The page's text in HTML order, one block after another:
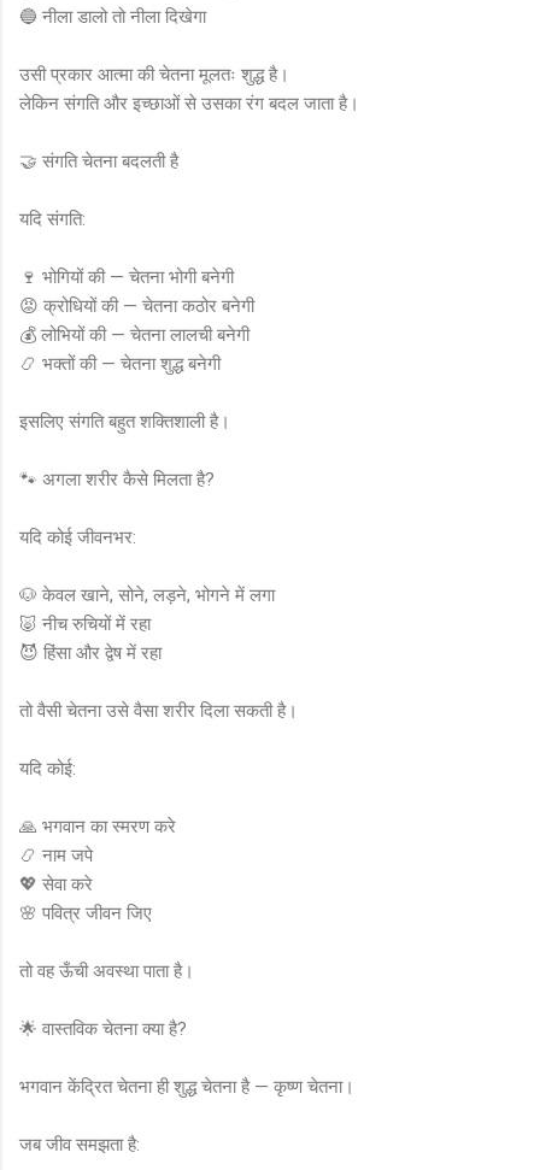
🔵 नीला डालो तो नीला दिखेगा
उसी प्रकार आत्मा की चेतना मूलतः शुद्ध है।
लेकिन संगति और इच्छाओं से उसका रंग बदल जाता है।
🤝 संगति चेतना बदलती है
यदि संगति:
🍷 भोगियों की — चेतना भोगी बनेगी
😡 क्रोधियों की — चेतना कठोर बनेगी
💰 लोभियों की — चेतना लालची बनेगी
📿 भक्तों की — चेतना शुद्ध बनेगी
इसलिए संगति बहुत शक्तिशाली है।
🐾 अगला शरीर कैसे मिलता है?
यदि कोई जीवनभर:
🐶 केवल खाने, सोने, लड़ने, भोगने में लगा
🐷 नीच रुचियों में रहा
😈 हिंसा और द्वेष में रहा
तो वैसी चेतना उसे वैसा शरीर दिला सकती है।
यदि कोई:
🙏 भगवान का स्मरण करे
📿 नाम जपे
💖 सेवा करे
🌸 पवित्र जीवन जिए
तो वह ऊँची अवस्था पाता है।
🌟 वास्तविक चेतना क्या है?
भगवान केंद्रित चेतना ही शुद्ध चेतना है — कृष्ण चेतना।
जब जीव समझता है: